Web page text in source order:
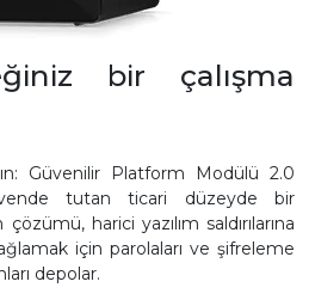
bir çalışma
Güvenilir Platform Modülü 2.0
tutan ticari düzeyde bir
harici yazılım saldırılarına
için parolaları ve şifreleme
depolar.